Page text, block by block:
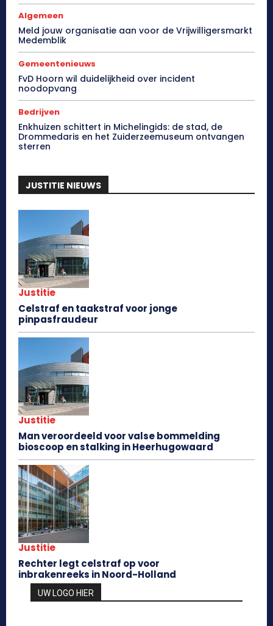
Algemeen
Meld jouw organisatie aan voor de Vrijwilligersmarkt
Medemblik
Gemeentenieuws
FvD Hoorn wil duidelijkheid over incident
noodopvang
Bedrijven
Enkhuizen schittert in Michelingids: de stad, de
Drommedaris en het Zuiderzeemuseum ontvangen
sterren
JUSTITIE NIEUWS
Justitie
Celstraf en taakstraf voor jonge
pinpasfraudeur
Justitie
Man veroordeeld voor valse bommelding
bioscoop en stalking in Heerhugowaard
Justitie
Rechter legt celstraf op voor
inbrakenreeks in Noord-Holland
UW LOGO HIER